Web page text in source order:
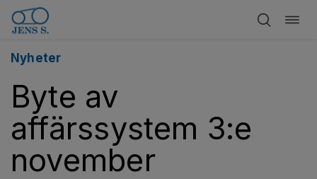
Hoppa
innehåll
Nyheter
Byte av
affärssystem 3:e
november